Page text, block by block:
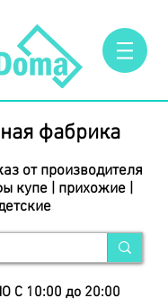
фабрика
от производителя
купе | прихожие |
С 10:00 до 20:00